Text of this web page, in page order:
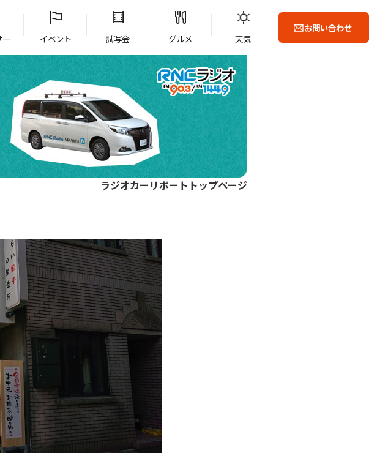
ー イベント 試写会 グルメ 天気
お問い合わせ
ラジオカーリポートトップページ